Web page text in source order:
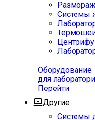
Системы
Оборудование
для
Перейти
Другие
Системы